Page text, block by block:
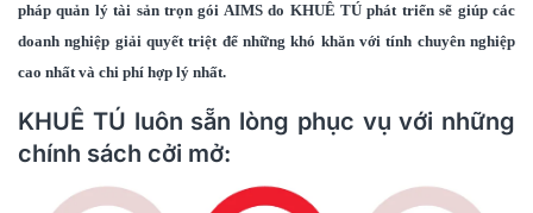
pháp quản lý tài sản trọn gói AIMS do KHUÊ TÚ phát triển sẽ giúp các
doanh nghiệp giải quyết triệt để những khó khăn với tính chuyên nghiệp
cao nhất và chi phí hợp lý nhất.
KHUÊ TÚ luôn sẵn lòng phục vụ với những
chính sách cởi mở: